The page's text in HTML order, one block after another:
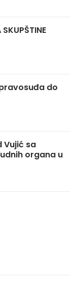
pravosuđa do
Vujić sa
organa u